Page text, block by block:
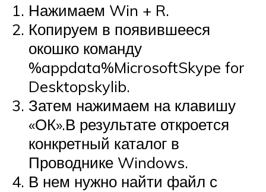
Нажимаем Win + R.
Копируем в появившееся
окошко команду
%appdata%MicrosoftSkype for
Desktopskylib.
Затем нажимаем на клавишу
«ОК».В результате откроется
конкретный каталог в
Проводнике Windows.
В нем нужно найти файл с